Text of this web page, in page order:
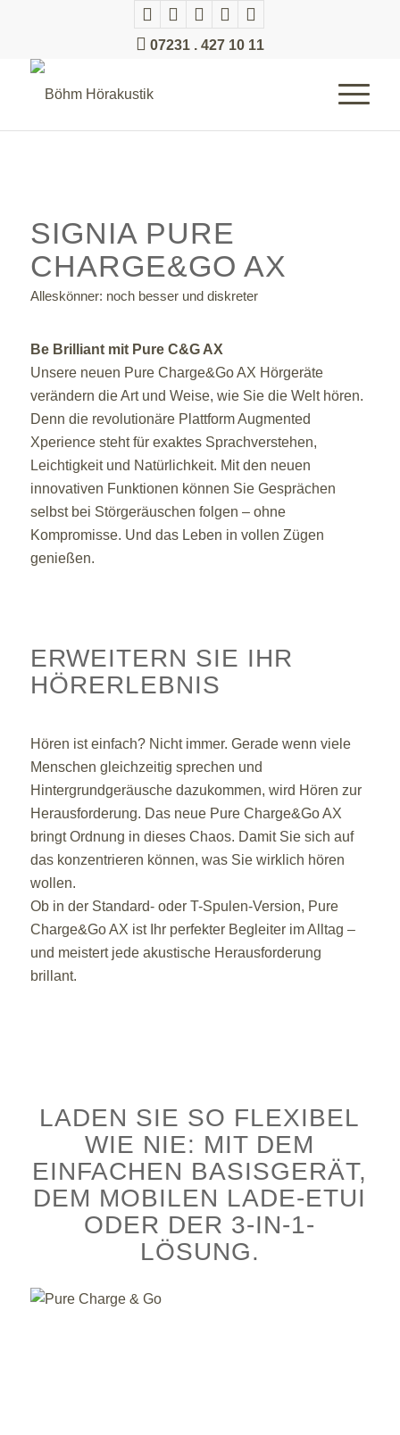
07231 . 427 10 11
SIGNIA PURE
CHARGE&GO AX
Alleskönner: noch besser und diskreter
Be Brilliant mit Pure C&G AX
Unsere neuen Pure Charge&Go AX Hörgeräte
verändern die Art und Weise, wie Sie die Welt hören.
Denn die revolutionäre Plattform Augmented
Xperience steht für exaktes Sprachverstehen,
Leichtigkeit und Natürlichkeit. Mit den neuen
innovativen Funktionen können Sie Gesprächen
selbst bei Störgeräuschen folgen – ohne
Kompromisse. Und das Leben in vollen Zügen
genießen.
ERWEITERN SIE IHR
HÖRERLEBNIS
Hören ist einfach? Nicht immer. Gerade wenn viele
Menschen gleichzeitig sprechen und
Hintergrundgeräusche dazukommen, wird Hören zur
Herausforderung. Das neue Pure Charge&Go AX
bringt Ordnung in dieses Chaos. Damit Sie sich auf
das konzentrieren können, was Sie wirklich hören
wollen.
Ob in der Standard- oder T-Spulen-Version, Pure
Charge&Go AX ist Ihr perfekter Begleiter im Alltag –
und meistert jede akustische Herausforderung
brillant.
LADEN SIE SO FLEXIBEL
WIE NIE: MIT DEM
EINFACHEN BASISGERÄT,
DEM MOBILEN LADE-ETUI
ODER DER 3-IN-1-
LÖSUNG.